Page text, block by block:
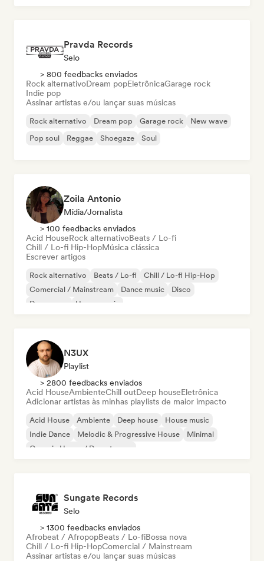
Pravda Records
Selo
> 800 feedbacks enviados
Rock alternativoDream popEletrônicaGarage rock
Indie pop
Assinar artistas e/ou lançar suas músicas
Rock alternativo Dream pop Garage rock
New wave
Pop soul
Reggae Shoegaze Soul
Zoila Antonio
Mídia/Jornalista
> 100 feedbacks enviados
Acid HouseRock alternativoBeats / Lo-fi
Chill / Lo-fi Hip-HopMúsica clássica
Escrever artigos
Rock alternativo Beats / Lo-fi
Chill / Lo-fi Hip-Hop
Comercial / Mainstream
Dance music
Disco
Dream pop
House music
N3UX
Playlist
> 2800 feedbacks enviados
Acid HouseAmbienteChill outDeep houseEletrônica
Adicionar artistas às minhas playlists de maior impacto
Acid House Ambiente Deep house
House music
Indie Dance
Melodic & Progressive House
Minimal
Organic House / Downtempo
Sungate Records
Selo
> 1300 feedbacks enviados
Afrobeat / AfropopBeats / Lo-fiBossa nova
Chill / Lo-fi Hip-HopComercial / Mainstream
Assinar artistas e/ou lançar suas músicas